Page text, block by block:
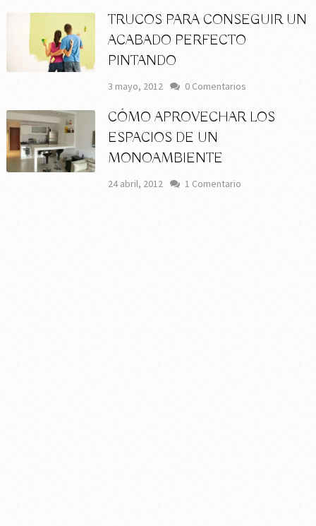
TRUCOS PARA CONSEGUIR UN
ACABADO PERFECTO
PINTANDO
3 mayo, 2012 0 Comentarios
CÓMO APROVECHAR LOS
ESPACIOS DE UN
MONOAMBIENTE
24 abril, 2012 1 Comentario